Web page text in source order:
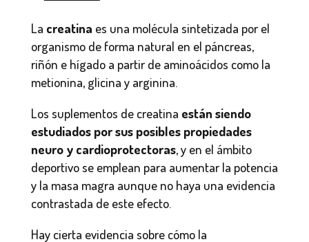
La creatina es una molécula sintetizada por el
organismo de forma natural en el páncreas,
riñón e hígado a partir de aminoácidos como la
metionina, glicina y arginina.
Los suplementos de creatina están siendo
estudiados por sus posibles propiedades
neuro y cardioprotectoras, y en el ámbito
deportivo se emplean para aumentar la potencia
y la masa magra aunque no haya una evidencia
contrastada de este efecto.
Hay cierta evidencia sobre cómo la